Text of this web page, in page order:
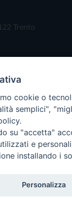
Trento
riservati -
cookie o
semplici",
su "accetta"
e
installando i
Personalizza